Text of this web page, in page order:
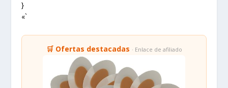
}
«`
🛒 Ofertas destacadas · Enlace de afiliado